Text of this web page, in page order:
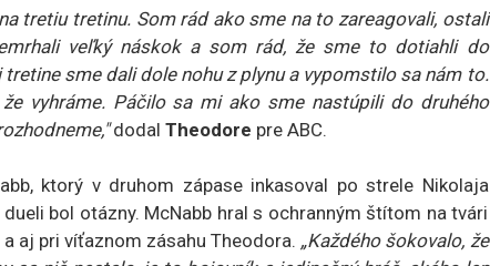
tretiu tretinu. Som rád ako sme na to zareagovali, ostali
veľký náskok a som rád, že sme to dotiahli do
tretine sme dali dole nohu z plynu a vypomstilo sa nám to.
vyhráme. Páčilo sa mi ako sme nastúpili do druhého
dodal Theodore pre ABC.
ktorý v druhom zápase inkasoval po strele Nikolaja
bol otázny. McNabb hral s ochranným štítom na tvári
aj pri víťaznom zásahu Theodora. „Každého šokovalo, že